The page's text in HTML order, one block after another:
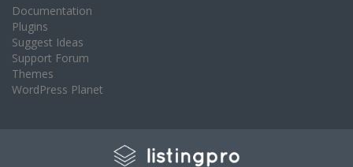
Documentation
Plugins
Suggest Ideas
Support Forum
Themes
WordPress Planet